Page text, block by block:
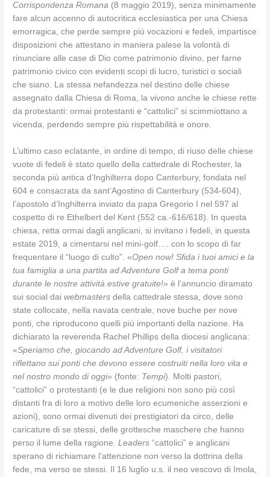
Corrispondenza Romana (8 maggio 2019), senza minimamente
fare alcun accenno di autocritica ecclesiastica per una Chiesa
emorragica, che perde sempre più vocazioni e fedeli, impartisce
disposizioni che attestano in maniera palese la volontà di
rinunciare alle case di Dio come patrimonio divino, per farne
patrimonio civico con evidenti scopi di lucro, turistici o sociali
che siano. La stessa nefandezza nel destino delle chiese
assegnato dalla Chiesa di Roma, la vivono anche le chiese rette
da protestanti: ormai protestanti e “cattolici” si scimmiottano a
vicenda, perdendo sempre più rispettabilità e onore.
L’ultimo caso eclatante, in ordine di tempo, di riuso delle chiese
vuote di fedeli è stato quello della cattedrale di Rochester, la
seconda più antica d’Inghilterra dopo Canterbury, fondata nel
604 e consacrata da sant’Agostino di Canterbury (534-604),
l’apostolo d’Inghilterra inviato da papa Gregorio I nel 597 al
cospetto di re Ethelbert del Kent (552 ca.-616/618). In questa
chiesa, retta ormai dagli anglicani, si invitano i fedeli, in questa
estate 2019, a cimentarsi nel mini-golf…. con lo scopo di far
frequentare il “luogo di culto”. «Open now! Sfida i tuoi amici e la
tua famiglia a una partita ad Adventure Golf a tema ponti
durante le nostre attività estive gratuite!» è l’annuncio diramato
sui social daiwebmasters della cattedrale stessa, dove sono
state collocate, nella navata centrale, nove buche per nove
ponti, che riproducono quelli più importanti della nazione. Ha
dichiarato la reverenda Rachel Phillips della diocesi anglicana:
«Speriamo che, giocando ad Adventure Golf, i visitatori
riflettano sui ponti che devono essere costruiti nella loro vita e
nel nostro mondo di oggi» (fonte: Tempi). Molti pastori,
“cattolici” o protestanti (e le due religioni non sono più così
distanti fra di loro a motivo delle loro ecumeniche asserzioni e
azioni), sono ormai divenuti dei prestigiatori da circo, delle
caricature di se stessi, delle grottesche maschere che hanno
perso il lume della ragione.Leaders “cattolici” e anglicani
sperano di richiamare l’attenzione non verso la dottrina della
fede, ma verso se stessi. Il 16 luglio u.s. il neo vescovo di Imola,